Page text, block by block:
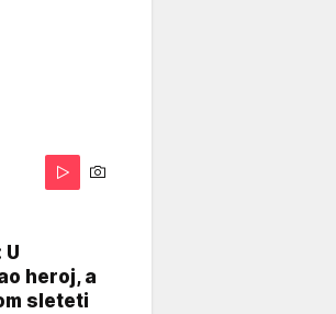
heroj, a
sleteti